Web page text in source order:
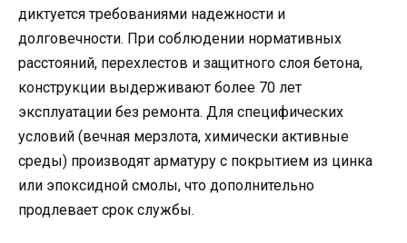
диктуется требованиями надежности и
долговечности. При соблюдении нормативных
расстояний, перехлестов и защитного слоя бетона,
конструкции выдерживают более 70 лет
эксплуатации без ремонта. Для специфических
условий (вечная мерзлота, химически активные
среды) производят арматуру с покрытием из цинка
или эпоксидной смолы, что дополнительно
продлевает срок службы.